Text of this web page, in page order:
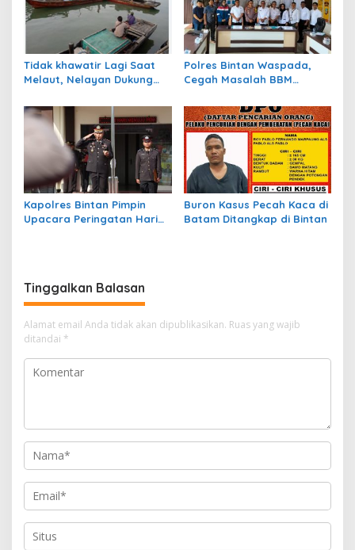
Tidak khawatir Lagi Saat
Melaut, Nelayan Dukung
BPJS Ketenagakerjaan
Polres Bintan Waspada,
Cegah Masalah BBM
Kapolres Bintan Pimpin
Upacara Peringatan Hari
Buron Kasus Pecah Kaca di
Batam Ditangkap di Bintan
Tinggalkan Balasan
Alamat email Anda tidak akan dipublikasikan. Ruas yang wajib
ditandai *